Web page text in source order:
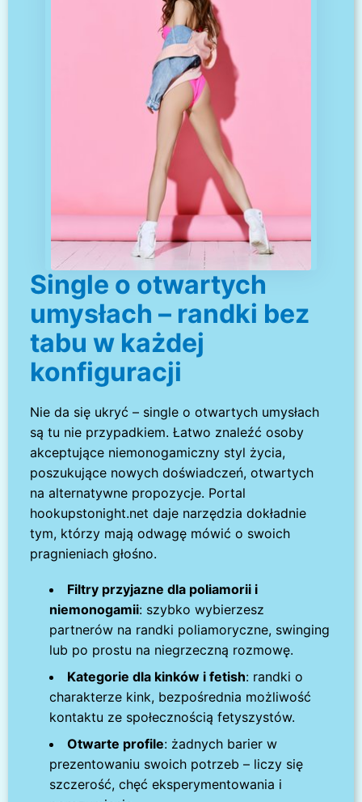
Single o otwartych
umysłach – randki bez
tabu w każdej
konfiguracji
Nie da się ukryć – single o otwartych umysłach
są tu nie przypadkiem. Łatwo znaleźć osoby
akceptujące niemonogamiczny styl życia,
poszukujące nowych doświadczeń, otwartych
na alternatywne propozycje. Portal
hookupstonight.net daje narzędzia dokładnie
tym, którzy mają odwagę mówić o swoich
pragnieniach głośno.
Filtry przyjazne dla poliamorii i
niemonogamii: szybko wybierzesz
partnerów na randki poliamoryczne, swinging
lub po prostu na niegrzeczną rozmowę.
Kategorie dla kinków i fetish: randki o
charakterze kink, bezpośrednia możliwość
kontaktu ze społecznością fetyszystów.
Otwarte profile: żadnych barier w
prezentowaniu swoich potrzeb – liczy się
szczerość, chęć eksperymentowania i